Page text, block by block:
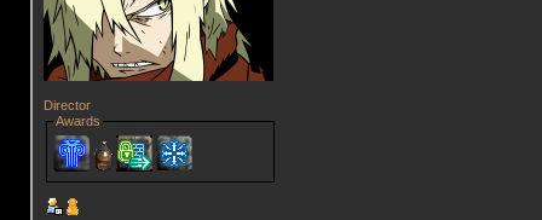
Director
Awards